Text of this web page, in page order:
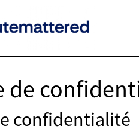
de
confidentialité